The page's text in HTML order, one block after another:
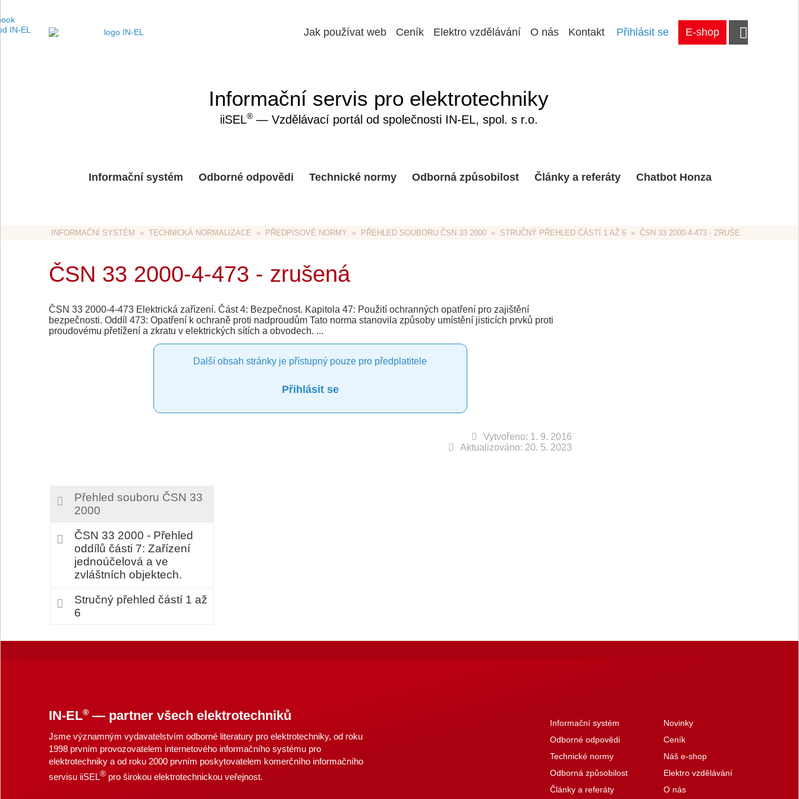
Přihlásit se E-shop
Jak používat web Ceník Elektro vzdělávání O nás Kontakt
Informační servis pro elektrotechniky
iiSEL®— Vzdělávací portál od společnosti IN-EL, spol. s r.o.
Informační systém Odborné odpovědi Technické normy Odborná způsobilost Články a referáty Chatbot Honza
INFORMAČNÍ SYSTÉM
  »
TECHNICKÁ NORMALIZACE
  »
PŘEDPISOVÉ NORMY
  »
PŘEHLED SOUBORU ČSN 33 2000
  »
STRUČNÝ PŘEHLED ČÁSTÍ 1 AŽ 6
  »  ČSN 33 2000-4-473 - ZRUŠENÁ
ČSN 33 2000-4-473 - zrušená
ČSN 33 2000-4-473 Elektrická zařízení. Část 4: Bezpečnost. Kapitola 47: Použití ochranných opatření pro zajištění
bezpečnosti. Oddíl 473: Opatření k ochraně proti nadproudům Tato norma stanovila způsoby umístění jisticích prvků proti
proudovému přetížení a zkratu v elektrických sítích a obvodech. ...
Další obsah stránky je přístupný pouze pro předplatitele
Přihlásit se
Vytvořeno: 1. 9. 2016
Aktualizováno: 20. 5. 2023
Přehled souboru ČSN 33
2000
ČSN 33 2000 - Přehled
oddílů části 7: Zařízení
jednoúčelová a ve
zvláštních objektech.
Stručný přehled částí 1 až
6
IN-EL®— partner všech elektrotechniků
Jsme významným vydavatelstvím odborné literatury pro elektrotechniky, od roku
1998 prvním provozovatelem internetového informačního systému pro
elektrotechniky a od roku 2000 prvním poskytovatelem komerčního informačního
servisu iiSEL®pro širokou elektrotechnickou veřejnost.
Novinky
Ceník
Náš e-shop
Elektro vzdělávání
O nás
Informační systém
Odborné odpovědi
Technické normy
Odborná způsobilost
Články a referáty